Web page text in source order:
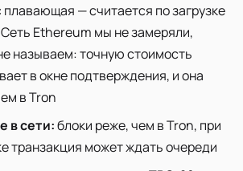
плавающая — считается по загрузке
Ethereum мы не замеряли,
называем: точную стоимость
в окне подтверждения, и она
в Tron
в сети:блоки реже, чем в Tron, при
транзакция может ждать очереди